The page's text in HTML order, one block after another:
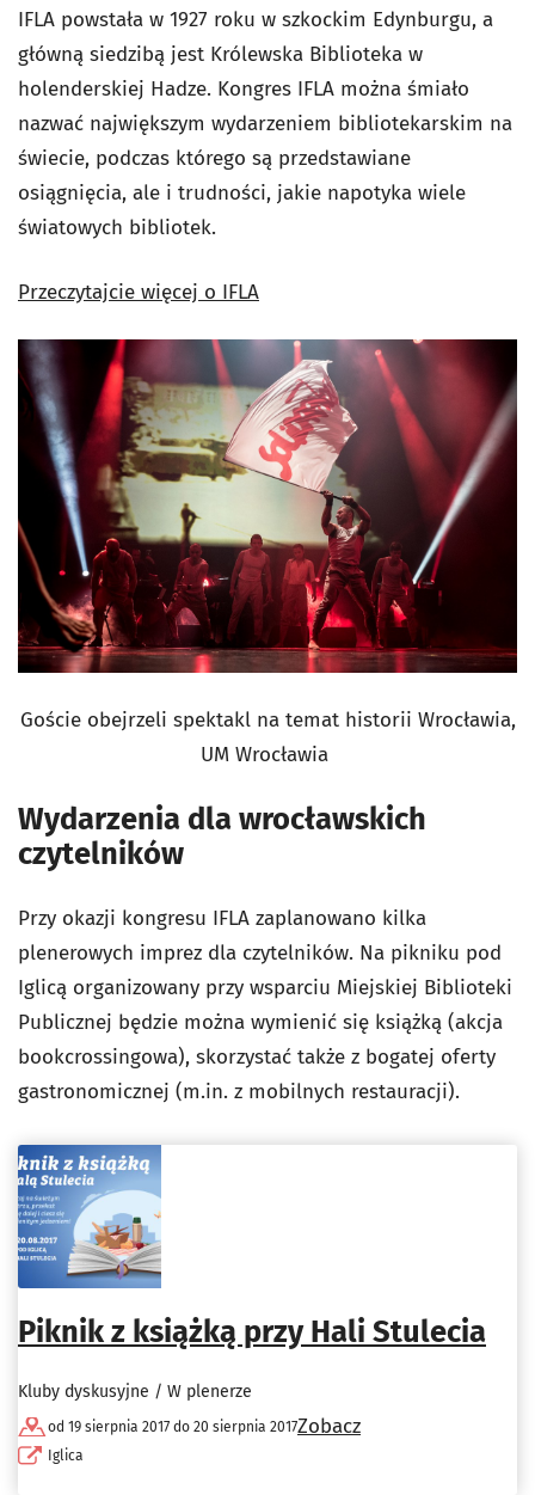
IFLA powstała w 1927 roku w szkockim Edynburgu, a
główną siedzibą jest Królewska Biblioteka w
holenderskiej Hadze. Kongres IFLA można śmiało
nazwać największym wydarzeniem bibliotekarskim na
świecie, podczas którego są przedstawiane
osiągnięcia, ale i trudności, jakie napotyka wiele
światowych bibliotek.
Przeczytajcie więcej o IFLA
Goście obejrzeli spektakl na temat historii Wrocławia,
UM Wrocławia
Wydarzenia dla wrocławskich
czytelników
Przy okazji kongresu IFLA zaplanowano kilka
plenerowych imprez dla czytelników. Na pikniku pod
Iglicą organizowany przy wsparciu Miejskiej Biblioteki
Publicznej będzie można wymienić się książką (akcja
bookcrossingowa), skorzystać także z bogatej oferty
gastronomicznej (m.in. z mobilnych restauracji).
Piknik z książką przy Hali Stulecia
Kluby dyskusyjne / W plenerze
od 19 sierpnia 2017 do 20 sierpnia 2017
Iglica
Zobacz